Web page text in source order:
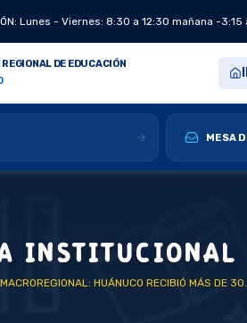
Lunes - Viernes: 8:30 a 12:30 mañana -
DE EDUCACIÓN
MESA
INSTITUCIONAL
SEDE MACROREGIONAL: HUÁNUCO RECIBIÓ